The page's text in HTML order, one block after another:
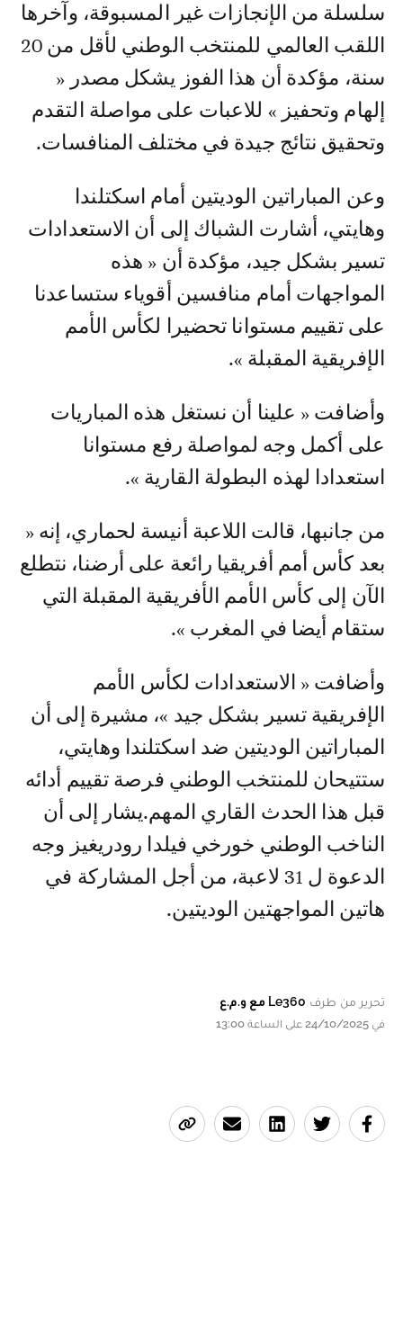
سلسلة من الإنجازات غير المسبوقة، وآخرها
اللقب العالمي للمنتخب الوطني لأقل من 20
سنة، مؤكدة أن هذا الفوز يشكل مصدر «
إلهام وتحفيز » للاعبات على مواصلة التقدم
وتحقيق نتائج جيدة في مختلف المنافسات.
وعن المباراتين الوديتين أمام اسكتلندا
وهايتي، أشارت الشباك إلى أن الاستعدادات
تسير بشكل جيد، مؤكدة أن « هذه
المواجهات أمام منافسين أقوياء ستساعدنا
على تقييم مستوانا تحضيرا لكأس الأمم
الإفريقية المقبلة ».
وأضافت « علينا أن نستغل هذه المباريات
على أكمل وجه لمواصلة رفع مستوانا
استعدادا لهذه البطولة القارية ».
من جانبها، قالت اللاعبة أنيسة لحماري، إنه «
بعد كأس أمم أفريقيا رائعة على أرضنا، نتطلع
الآن إلى كأس الأمم الأفريقية المقبلة التي
ستقام أيضا في المغرب ».
وأضافت « الاستعدادات لكأس الأمم
الإفريقية تسير بشكل جيد »، مشيرة إلى أن
المباراتين الوديتين ضد اسكتلندا وهايتي،
ستتيحان للمنتخب الوطني فرصة تقييم أدائه
قبل هذا الحدث القاري المهم.يشار إلى أن
الناخب الوطني خورخي فيلدا رودريغيز وجه
الدعوة ل 31 لاعبة، من أجل المشاركة في
هاتين المواجهتين الوديتين.
تحرير من طرف Le360 مع و.م.ع
في 24/10/2025 على الساعة 13:00